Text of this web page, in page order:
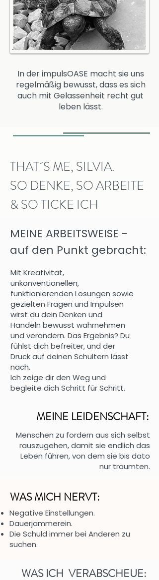
In der impulsOASE macht sie uns
regelmäßig bewusst, dass es sich
auch mit Gelassenheit recht gut
leben lässt.
THAT´S ME, SILVIA.
SO DENKE, SO ARBEITE
& SO TICKE ICH
MEINE ARBEITSWEISE -
auf den Punkt gebracht:
Mit Kreativität,
unkonventionellen,
funktionierenden Lösungen sowie
gezielten Fragen und Impulsen
wirst du dein Denken und
Handeln bewusst wahrnehmen
und verändern. Das Ergebnis? Du
fühlst dich befreiter, und der
Druck auf deinen Schultern lässt
nach.
Ich zeige dir den Weg und
begleite dich Schritt für Schritt.
MEINE LEIDENSCHAFT:
Menschen zu fordern aus sich selbst
rauszugehen, damit sie endlich das
Leben führen, von dem sie bis dato
nur träumten.
WAS MICH NERVT:
Negative Einstellungen.
Dauerjammerein.
Die Schuld immer bei Anderen zu
suchen.
WAS ICH VERABSCHEUE: